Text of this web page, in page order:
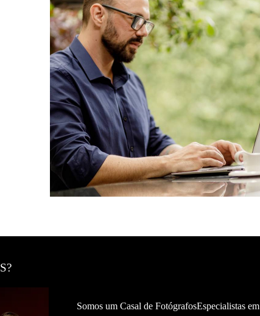
1018 16
Somos um Casal de FotógrafosEspecialistas